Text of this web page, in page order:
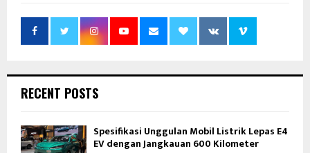
RECENT POSTS
Spesifikasi Unggulan Mobil Listrik Lepas E4
EV dengan Jangkauan 600 Kilometer